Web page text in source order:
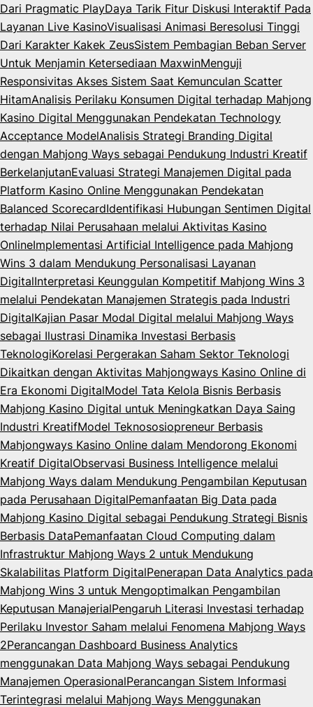
Dari Pragmatic PlayDaya Tarik Fitur Diskusi Interaktif Pada
Layanan Live KasinoVisualisasi Animasi Beresolusi Tinggi
Dari Karakter Kakek ZeusSistem Pembagian Beban Server
Untuk Menjamin Ketersediaan MaxwinMenguji
Responsivitas Akses Sistem Saat Kemunculan Scatter
HitamAnalisis Perilaku Konsumen Digital terhadap Mahjong
Kasino Digital Menggunakan Pendekatan Technology
Acceptance ModelAnalisis Strategi Branding Digital
dengan Mahjong Ways sebagai Pendukung Industri Kreatif
BerkelanjutanEvaluasi Strategi Manajemen Digital pada
Platform Kasino Online Menggunakan Pendekatan
Balanced ScorecardIdentifikasi Hubungan Sentimen Digital
terhadap Nilai Perusahaan melalui Aktivitas Kasino
OnlineImplementasi Artificial Intelligence pada Mahjong
Wins 3 dalam Mendukung Personalisasi Layanan
DigitalInterpretasi Keunggulan Kompetitif Mahjong Wins 3
melalui Pendekatan Manajemen Strategis pada Industri
DigitalKajian Pasar Modal Digital melalui Mahjong Ways
sebagai Ilustrasi Dinamika Investasi Berbasis
TeknologiKorelasi Pergerakan Saham Sektor Teknologi
Dikaitkan dengan Aktivitas Mahjongways Kasino Online di
Era Ekonomi DigitalModel Tata Kelola Bisnis Berbasis
Mahjong Kasino Digital untuk Meningkatkan Daya Saing
Industri KreatifModel Teknososiopreneur Berbasis
Mahjongways Kasino Online dalam Mendorong Ekonomi
Kreatif DigitalObservasi Business Intelligence melalui
Mahjong Ways dalam Mendukung Pengambilan Keputusan
pada Perusahaan DigitalPemanfaatan Big Data pada
Mahjong Kasino Digital sebagai Pendukung Strategi Bisnis
Berbasis DataPemanfaatan Cloud Computing dalam
Infrastruktur Mahjong Ways 2 untuk Mendukung
Skalabilitas Platform DigitalPenerapan Data Analytics pada
Mahjong Wins 3 untuk Mengoptimalkan Pengambilan
Keputusan ManajerialPengaruh Literasi Investasi terhadap
Perilaku Investor Saham melalui Fenomena Mahjong Ways
2Perancangan Dashboard Business Analytics
menggunakan Data Mahjong Ways sebagai Pendukung
Manajemen OperasionalPerancangan Sistem Informasi
Terintegrasi melalui Mahjong Ways Menggunakan